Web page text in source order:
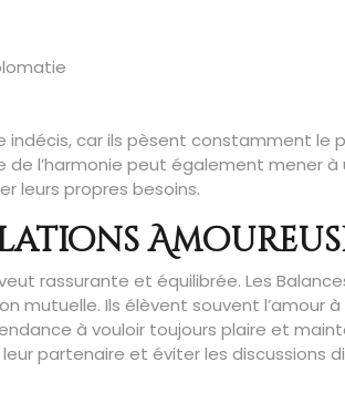
indécis, car ils pèsent constamment le
l’harmonie peut également mener
leurs propres besoins.
rassurante et équilibrée. Les
mutuelle. Ils élèvent souvent l’amour à
à vouloir toujours plaire et
partenaire et éviter les discussions